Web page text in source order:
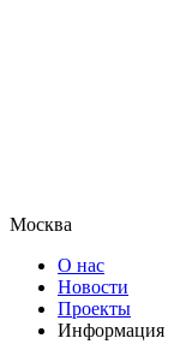
Москва
О нас
Новости
Проекты
Информация